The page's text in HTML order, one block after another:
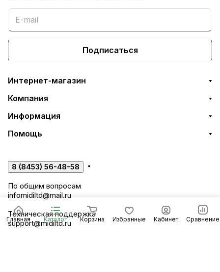
Главная Каталог Корзина Избранные Кабинет Сравнение
Подписаться
Интернет-магазин
Компания
Информация
Помощь
8 (8453) 56-48-58
По общим вопросам
infomidiltd@mail.ru
Техническая поддержка
support@midiltd.ru